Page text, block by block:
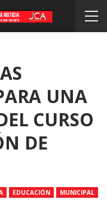
UNA
CURSO
DE
EDUCACIÓN MUNICIPAL